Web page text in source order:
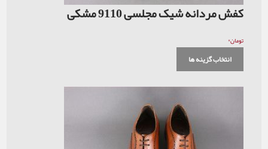
کفش مردانه شیک مجلسی 9110 مشکی
تومان۰
انتخاب گزینه ها